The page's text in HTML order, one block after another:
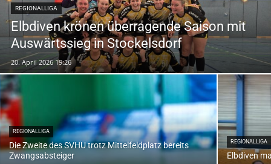
REGIONALLIGA
Elbdiven krönen überragende Saison mit
Auswärtssieg in Stockelsdorf
20. April 2026 19:26
REGIONALLIGA
Die Zweite des SVHU trotz Mittelfeldplatz bereits
Zwangsabsteiger
REGIONALLIGA
Elbdiven